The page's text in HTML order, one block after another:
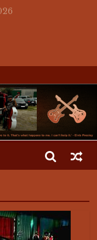
dem Bereich
Rod Szene